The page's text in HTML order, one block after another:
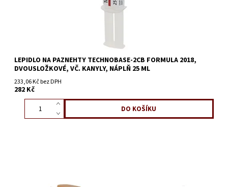
LEPIDLO NA PAZNEHTY TECHNOBASE-2CB FORMULA 2018,
DVOUSLOŽKOVÉ, VČ. KANYLY, NÁPLŇ 25 ML
233,06 Kč bez DPH
282 Kč